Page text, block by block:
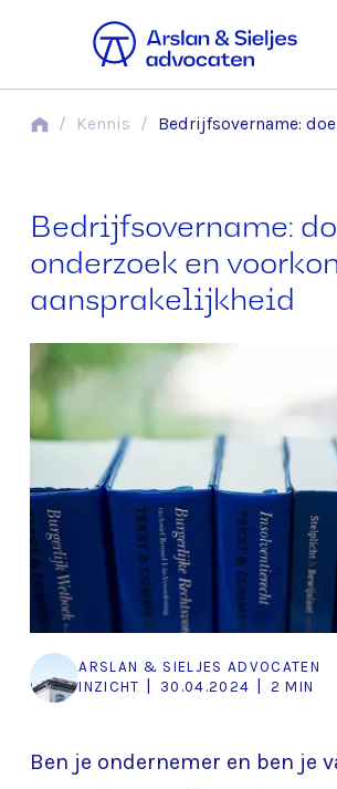
/ Kennis /
Bedrijfsovername:
onderzoek en
aansprakelijkheid
ARSLAN & SIELJES ADVOCATEN
INZICHT
30.04.2024 2 MIN
Ben je ondernemer en ben je